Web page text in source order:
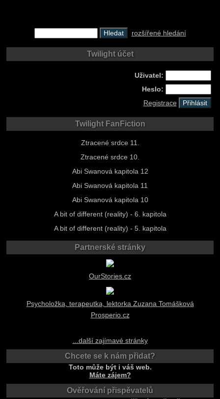
rozšířené hledání
Twilight účet
Uživatel:
Heslo:
Registrace
Twilight FanFiction
Ztracené srdce 11.
Ztracené srdce 10.
Abi Swanová kapitola 12
Abi Swanová kapitola 11
Abi Swanová kapitola 10
A bit of different (reality) - 6. kapitola
A bit of different (reality) - 5. kapitola
Partnerské stránky
OurStories.cz
Psycholožka, terapeutka, lektorka Zuzana Tomášková
Prosperio.cz
...další zajímavé stránky
Chcete se k nám přidat?
Toto může být i váš web.
Máte zájem?
Ověřování přispěvatelů